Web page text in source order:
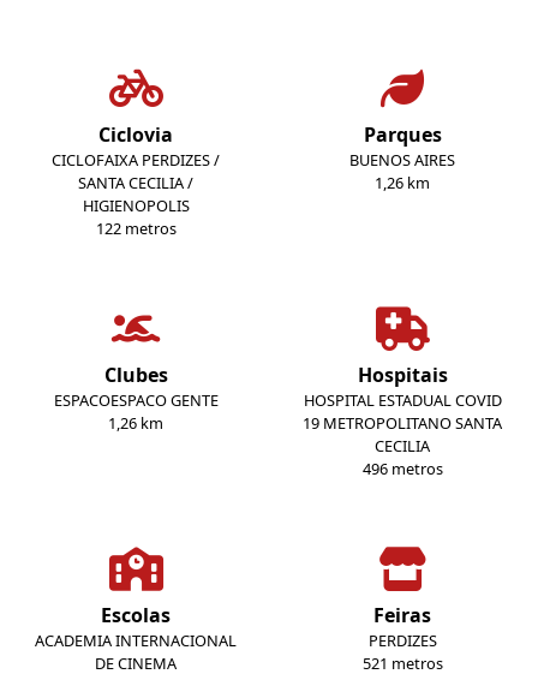
Ciclovia
CICLOFAIXA PERDIZES /
SANTA CECILIA /
HIGIENOPOLIS
122 metros
Parques
BUENOS AIRES
1,26 km
Clubes
ESPACOESPACO GENTE
1,26 km
Hospitais
HOSPITAL ESTADUAL COVID
19 METROPOLITANO SANTA
CECILIA
496 metros
Escolas
ACADEMIA INTERNACIONAL
DE CINEMA
Feiras
PERDIZES
521 metros